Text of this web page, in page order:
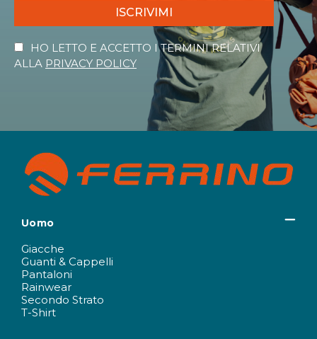
ISCRIVIMI
HO LETTO E ACCETTO I TERMINI RELATIVI
ALLA PRIVACY POLICY
Uomo
Giacche
Guanti & Cappelli
Pantaloni
Rainwear
Secondo Strato
T-Shirt